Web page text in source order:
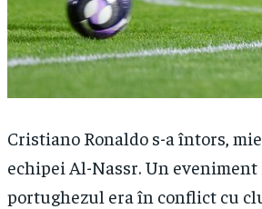
Cristiano Ronaldo s-a întors,
echipei Al-Nassr. Un
portughezul era în conflict cu